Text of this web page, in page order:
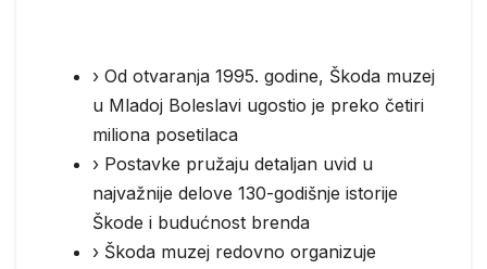
› Od otvaranja 1995. godine, Škoda muzej
u Mladoj Boleslavi ugostio je preko četiri
miliona posetilaca
› Postavke pružaju detaljan uvid u
najvažnije delove 130-godišnje istorije
Škode i budućnost brenda
› Škoda muzej redovno organizuje